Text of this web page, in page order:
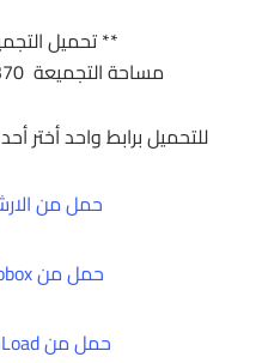
** تحميل
مساحة التجميعة 370 ميجا تقريبا
للتحميل برابط واحد أختر
حمل من
حمل من UpTobox
حمل من OpenLoad